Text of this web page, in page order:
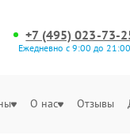
+7 (495) 023-73-
Ежедневно с 9:00 до 21:00
О нас Отзывы